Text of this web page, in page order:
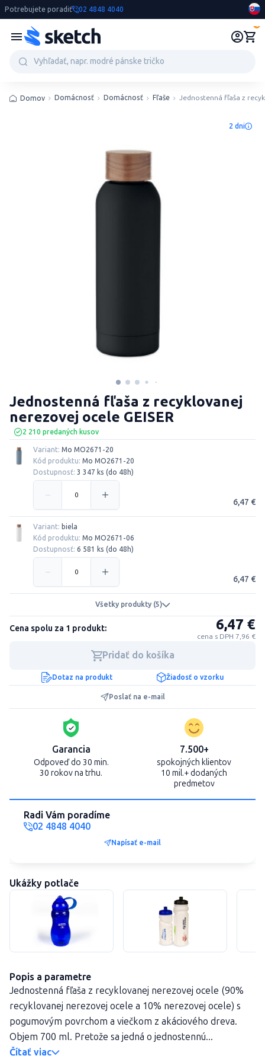
Potrebujete poradiť 02 4848 4040
Domov Domácnosť Domácnosť Fľaše Jednostenná fľaša z
2 dni
2 210 predaných kusov
Jednostenná fľaša z recyklovanej
nerezovej ocele GEISER
Variant: Mo MO2671-20
Kód produktu: Mo MO2671-20
Dostupnosť: 3 347 ks (do 48h)
6,47 €
Variant: biela
Kód produktu: Mo MO2671-06
Dostupnosť: 6 581 ks (do 48h)
6,47 €
Všetky produkty (5)
Cena spolu za 1 produkt: 6,47 €
cena s DPH 7,96 €
Pridať do košíka
Dotaz na produkt Žiadosť o vzorku
Poslať na e-mail
Garancia
Odpoveď do 30 min.
30 rokov na trhu.
7.500+
spokojných klientov
10 mil.+ dodaných
predmetov
Radi Vám poradíme
02 4848 4040
Napísať e-mail
Ukážky potlače
Popis a parametre
Jednostenná fľaša z recyklovanej nerezovej ocele (90%
recyklovanej nerezovej ocele a 10% nerezovej ocele) s
pogumovým povrchom a viečkom z akáciového dreva.
Objem 700 ml. Pretože sa jedná o jednostennú...
Čítať viac